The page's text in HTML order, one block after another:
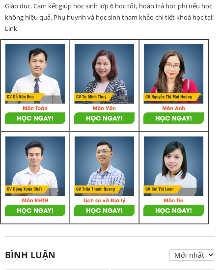
Giáo dục. Cam kết giúp học sinh lớp 6 học tốt, hoàn trả học phí nếu học
không hiệu quả. Phụ huynh và học sinh tham khảo chi tiết khoá học tại:
Link
BÌNH LUẬN